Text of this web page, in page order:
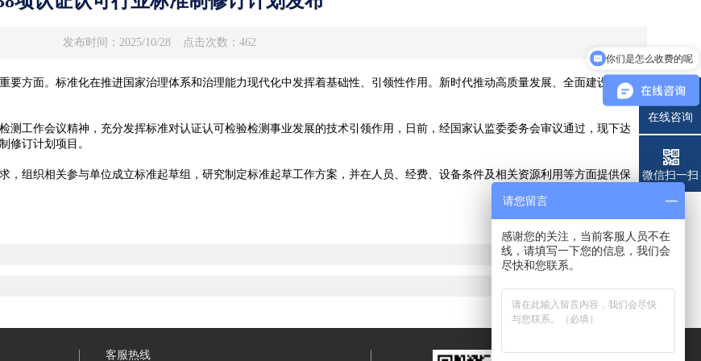
发布时间：2025/10/28 点击次数：462
面。标准化在推进国家治理体系和治理能力现代化中发挥着基础性、引领性作用。新时代推动高质量发展、全面建设社会主
工作会议精神，充分发挥标准对认证认可检验检测事业发展的技术引领作用，日前，经国家认监委委务会审议通过，现下达
修订计划项目。
组织相关参与单位成立标准起草组，研究制定标准起草工作方案，并在人员、经费、设备条件及相关资源利用等方面提供保
客服热线
在线咨询
电话
微信扫一扫
现在有优惠活动吗
请您留言
感谢您的关注，当前客服人员不在
线，请填写一下您的信息，我们会
尽快和您联系。